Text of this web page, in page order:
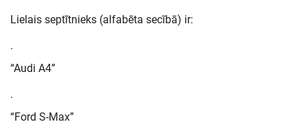
Lielais septītnieks (alfabēta secībā) ir:
·
“Audi A4”
·
“Ford S-Max”